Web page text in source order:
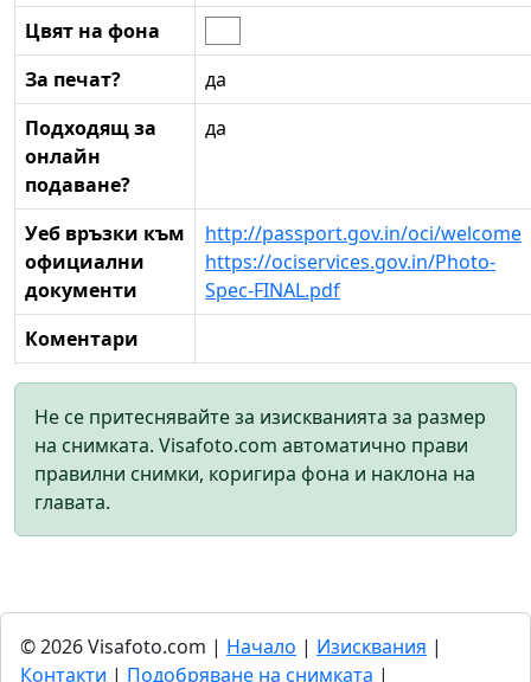
Цвят на фона
За печат?
да
Подходящ за
онлайн
подаване?
да
Уеб връзки към
официални
документи
http://passport.gov.in/oci/welcome
https://ociservices.gov.in/Photo-
Spec-FINAL.pdf
Коментари
Не се притеснявайте за изискванията за размер
на снимката. Visafoto.com автоматично прави
правилни снимки, коригира фона и наклона на
главата.
© 2026 Visafoto.com | Начало | Изисквания |
Контакти | Подобряване на снимката |